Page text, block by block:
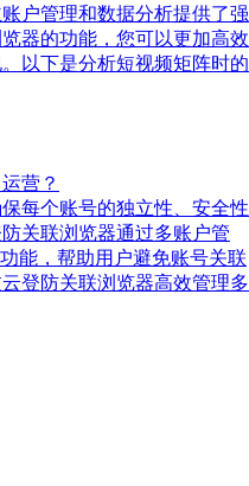
户管理和数据分析提供了强
器的功能，您可以更加高效
以下是分析短视频矩阵时的
营？
每个账号的独立性、安全性
关联浏览器通过多账户管
能，帮助用户避免账号关联
登防关联浏览器高效管理多